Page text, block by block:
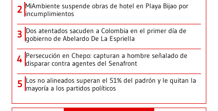
2 MiAmbiente suspende obras de hotel en Playa Bijao por
incumplimientos
3 Dos atentados sacuden a Colombia en el primer día de
gobierno de Abelardo De La Espriella
4 Persecución en Chepo: capturan a hombre señalado de
disparar contra agentes del Senafront
5 Los no alineados superan el 51% del padrón y le quitan la
mayoría a los partidos políticos